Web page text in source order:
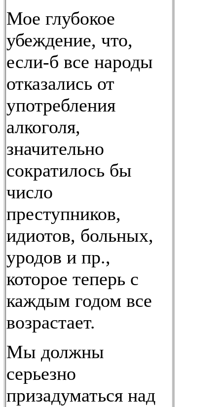
Мое глубокое
убеждение, что,
если-б все народы
отказались от
употребления
алкоголя,
значительно
сократилось бы
число
преступников,
идиотов, больных,
уродов и пр.,
которое теперь с
каждым годом все
возрастает.
Мы должны
серьезно
призадуматься над